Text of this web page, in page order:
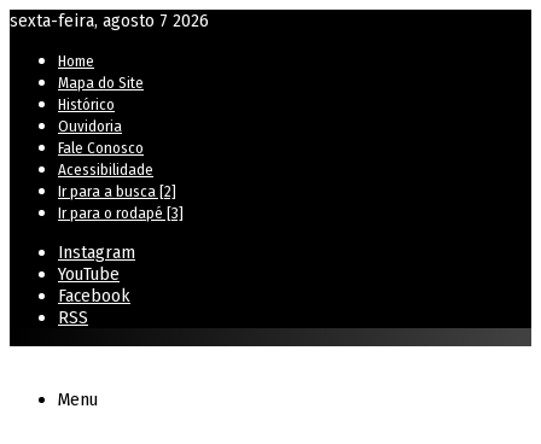
sexta-feira, agosto 7 2026
Home
Mapa do Site
Histórico
Ouvidoria
Fale Conosco
Acessibilidade
Ir para a busca [2]
Ir para o rodapé [3]
Instagram
YouTube
Facebook
RSS
Menu